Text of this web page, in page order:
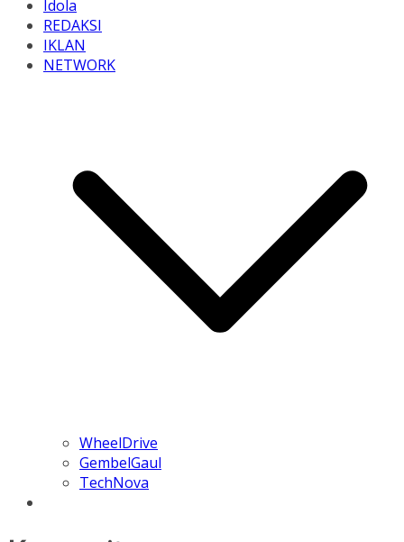
Idola
REDAKSI
IKLAN
NETWORK
WheelDrive
GembelGaul
TechNova